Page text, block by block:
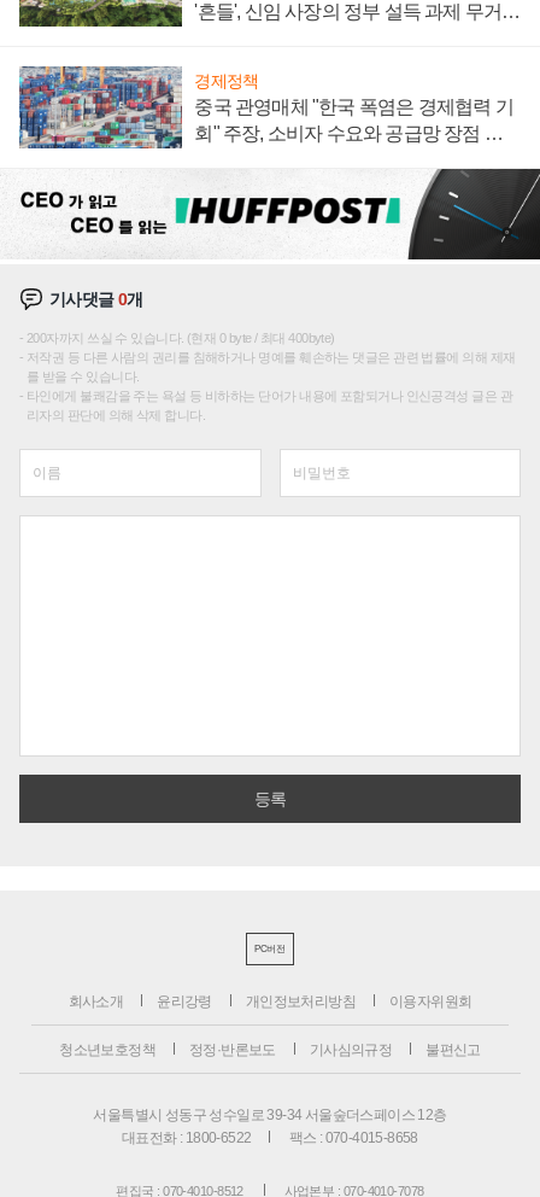
'흔들', 신임 사장의 정부 설득 과제 무거워
경제정책
중국 관영매체 "한국 폭염은 경제협력 기
회" 주장, 소비자 수요와 공급망 장점 강
기사댓글0개
200자까지 쓰실 수 있습니다. (현재 0 byte / 최대 400byte)
저작권 등 다른 사람의 권리를 침해하거나 명예를 훼손하는 댓글은 관련 법률에 의해 제재
를 받을 수 있습니다.
타인에게 불쾌감을 주는 욕설 등 비하하는 단어가 내용에 포함되거나 인신공격성 글은 관
리자의 판단에 의해 삭제 합니다.
PC버전
회사소개 윤리강령 개인정보처리방침 이용자위원회
청소년보호정책 정정·반론보도 기사심의규정 불편신고
서울특별시 성동구 성수일로 39-34 서울숲더스페이스 12층
대표전화 : 1800-6522
팩스 : 070-4015-8658
편집국 : 070-4010-8512 사업본부 : 070-4010-7078